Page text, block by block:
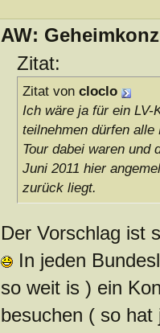
AW:
Zitat:
Zitat von cloclo
Ich wäre ja für ein
teilnehmen dürfen
Tour dabei waren und
Juni 2011 hier
zurück liegt.
Der Vorschlag ist
In jeden
so weit is ) ein
besuchen ( so